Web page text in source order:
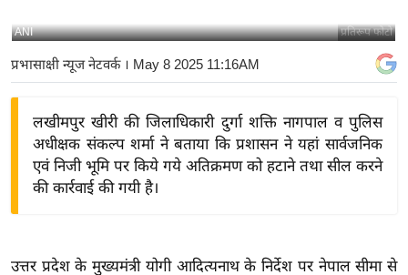
ष्ट्री
बि
प्रतिरूप फोटो
ANI
प्रभासाक्षी न्यूज नेटवर्क। May 8 2025 11:16AM
लखीमपुर खीरी की जिलाधिकारी दुर्गा शक्ति नागपाल व पुलिस
अधीक्षक संकल्प शर्मा ने बताया कि प्रशासन ने यहां सार्वजनिक
एवं निजी भूमि पर किये गये अतिक्रमण को हटाने तथा सील करने
की कार्रवाई की गयी है।
उत्तर प्रदेश के मुख्यमंत्री योगी आदित्यनाथ के निर्देश पर नेपाल सीमा से